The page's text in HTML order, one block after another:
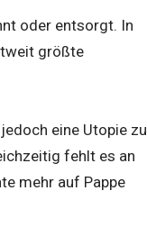
oder entsorgt. In
größte
eine Utopie zu
fehlt es an
mehr auf Pappe